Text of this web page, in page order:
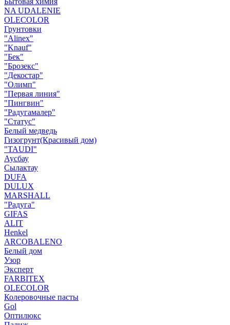
NA UDALENIE
OLECOLOR
Грунтовки
"Alinex"
"Knauf"
"Бек"
"Брозекс"
"Декостар"
"Олимп"
"Первая линия"
"Пингвин"
"Радугамалер"
"Статус"
Белый медведь
Гизогрунт(Красивый дом)
"TAUDI"
Аусбау
Сылактау
DUFA
DULUX
MARSHALL
"Радуга"
GIFAS
ALIT
Henkel
ARCOBALENO
Белый дом
Узор
Эксперт
FARBITEX
OLECOLOR
Колеровочные пасты
Gol
Оптилюкс